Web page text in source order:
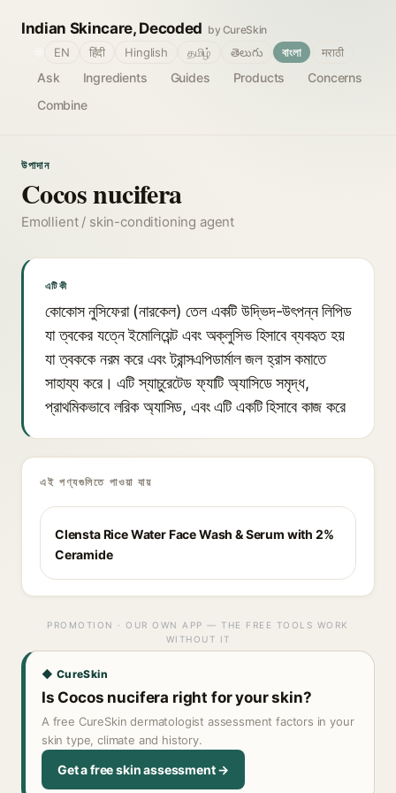
Indian Skincare, Decoded by CureSkin
Ask Ingredients Guides Products
Concerns
Combine
EN हिंदी Hinglish தமிழ் తెలుగు বাংলা मराठी
উপাদান
Cocos nucifera
Emollient / skin-conditioning agent
এটি কী
কোকোস নুসিফেরা (নারকেল) তেল একটি উদ্ভিদ-উৎপন্ন লিপিড
যা ত্বকের যত্নে ইমোলিয়েন্ট এবং অক্লুসিভ হিসাবে ব্যবহৃত হয়
যা ত্বককে নরম করে এবং ট্রান্সএপিডার্মাল জল হ্রাস কমাতে
সাহায্য করে। এটি স্যাচুরেটেড ফ্যাটি অ্যাসিডে সমৃদ্ধ,
প্রাথমিকভাবে লরিক অ্যাসিড, এবং এটি একটি হিসাবে কাজ করে
এই পণ্যগুলিতে পাওয়া যায়
Clensta Rice Water Face Wash & Serum with 2%
Ceramide
PROMOTION · OUR OWN APP — THE FREE TOOLS WORK
WITHOUT IT
◆ CureSkin
Is Cocos nucifera right for your skin?
A free CureSkin dermatologist assessment factors in your
skin type, climate and history.
Get a free skin assessment →